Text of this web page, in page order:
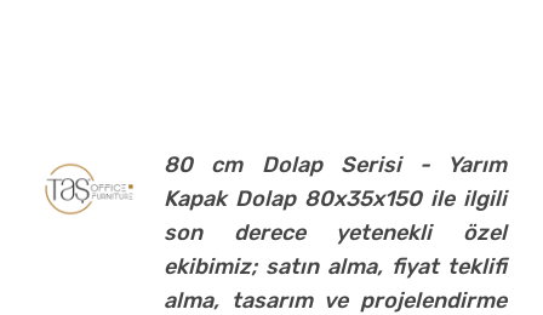
80 cm Dolap Serisi - Yarım
Kapak Dolap 80x35x150 ile ilgili
son derece yetenekli özel
ekibimiz; satın alma, fiyat teklifi
alma, tasarım ve projelendirme